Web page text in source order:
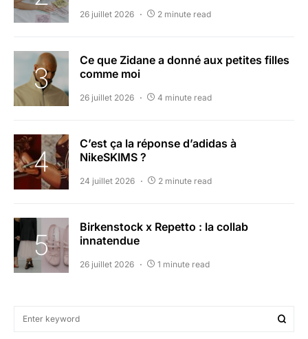
26 juillet 2026 2 minute read
Ce que Zidane a donné aux petites filles
comme moi
26 juillet 2026 4 minute read
C’est ça la réponse d’adidas à
NikeSKIMS ?
24 juillet 2026 2 minute read
Birkenstock x Repetto : la collab
innatendue
26 juillet 2026 1 minute read